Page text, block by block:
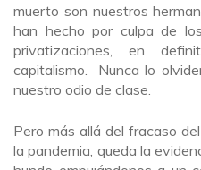
muerto son nuestros
han hecho por culpa de
privatizaciones, en
capitalismo. Nunca lo
nuestro odio de clase.
Pero más allá del fracaso
la pandemia, queda la